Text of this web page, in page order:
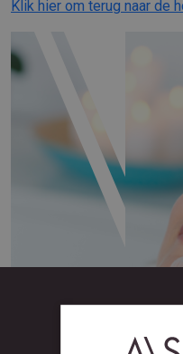
Klik hier om terug naar de